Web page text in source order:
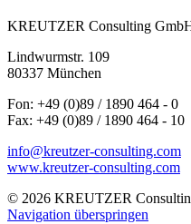
KREUTZER Consulting
Lindwurmstr. 109
80337 München
Fon: +49 (0)89 / 1890 464 - 0
Fax: +49 (0)89 / 1890 464 - 10
info@kreutzer-consulting.com
www.kreutzer-consulting.com
© 2026 KREUTZER
Navigation überspringen